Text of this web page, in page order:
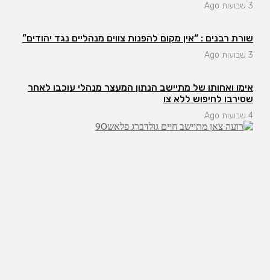
3 שבועות Ago
שורת רבנים : “אין מקום להפנות צווים מנהליים נגד יהודים”
3 שבועות Ago
אימו ואחותו של מתיישב הנתון המעצר מנהלי עוכבו לאחר
שסירבו לחיפוש ללא צו
4 שבועות Ago